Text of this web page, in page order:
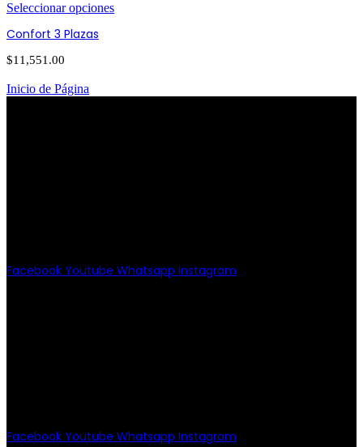
Seleccionar opciones
Confort 3 Plazas
$11,551.00
Inicio de Página
Facebook Youtube Whatsapp Instagram
Facebook Youtube Whatsapp Instagram